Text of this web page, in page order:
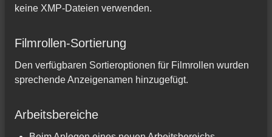
keine XMP-Dateien verwenden.
Filmrollen-Sortierung
Den verfügbaren Sortieroptionen für Filmrollen wurden
sprechende Anzeigenamen hinzugefügt.
Arbeitsbereiche